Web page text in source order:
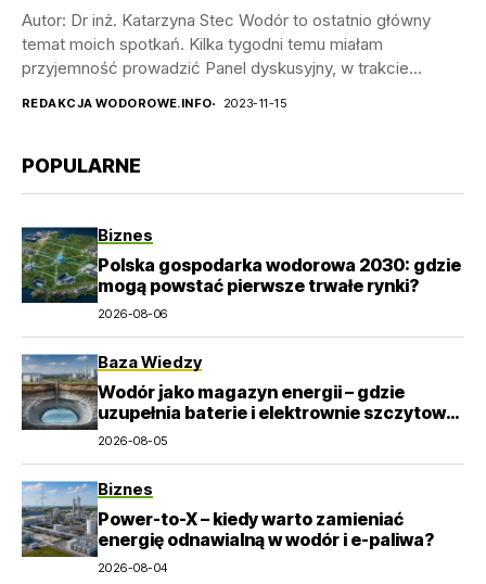
Autor: Dr inż. Katarzyna Stec Wodór to ostatnio główny
temat moich spotkań. Kilka tygodni temu miałam
przyjemność prowadzić Panel dyskusyjny, w trakcie
REDAKCJA WODOROWE.INFO 2023-11-15
POPULARNE
Biznes
Polska gospodarka wodorowa 2030: gdzie
mogą powstać pierwsze trwałe rynki?
2026-08-06
Baza Wiedzy
Wodór jako magazyn energii – gdzie
uzupełnia baterie i elektrownie szczytowo-
pompowe?
2026-08-05
Biznes
Power-to-X – kiedy warto zamieniać
energię odnawialną w wodór i e-paliwa?
2026-08-04